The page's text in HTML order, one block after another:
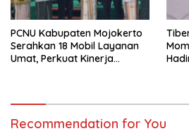
PCNU Kabupaten Mojokerto
Serahkan 18 Mobil Layanan
Umat, Perkuat Kinerja
Recommendation for You